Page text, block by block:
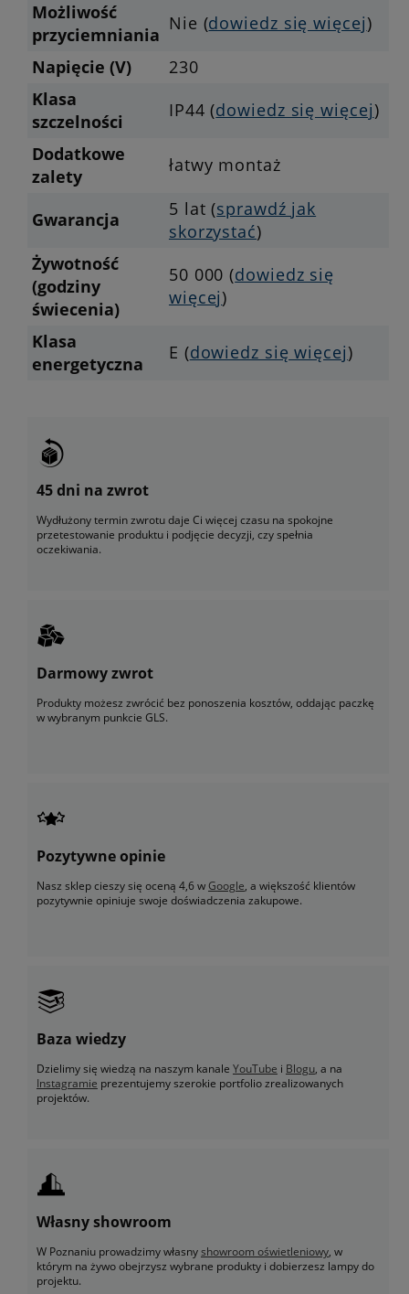
Możliwość
przyciemniania
Nie (dowiedz się więcej)
Napięcie (V)
230
Klasa
szczelności
IP44 (dowiedz się więcej)
Dodatkowe
zalety
łatwy montaż
Gwarancja 5 lat (sprawdź jak
skorzystać)
Żywotność
(godziny
świecenia)
50 000 (dowiedz się
więcej)
Klasa
energetyczna
E (dowiedz się więcej)
45 dni na zwrot
Wydłużony termin zwrotu daje Ci więcej czasu na spokojne
przetestowanie produktu i podjęcie decyzji, czy spełnia
oczekiwania.
Darmowy zwrot
Produkty możesz zwrócić bez ponoszenia kosztów, oddając paczkę
w wybranym punkcie GLS.
Pozytywne opinie
Nasz sklep cieszy się oceną 4,6 wGoogle, a większość klientów
pozytywnie opiniuje swoje doświadczenia zakupowe.
Baza wiedzy
Dzielimy się wiedzą na naszym kanale YouTube i Blogu, a na
Instagramie prezentujemy szerokie portfolio zrealizowanych
projektów.
Własny showroom
W Poznaniu prowadzimy własnyshowroom oświetleniowy, w
którym na żywo obejrzysz wybrane produkty i dobierzesz lampy do
projektu.